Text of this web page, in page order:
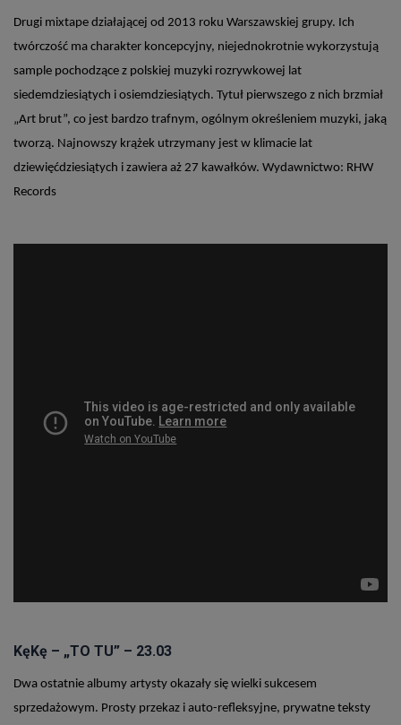
Drugi mixtape działającej od 2013 roku Warszawskiej grupy. Ich
twórczość ma charakter koncepcyjny, niejednokrotnie wykorzystują
sample pochodzące z polskiej muzyki rozrywkowej lat
siedemdziesiątych i osiemdziesiątych. Tytuł pierwszego z nich brzmiał
„Art brut”, co jest bardzo trafnym, ogólnym określeniem muzyki, jaką
tworzą. Najnowszy krążek utrzymany jest w klimacie lat
dziewięćdziesiątych i zawiera aż 27 kawałków. Wydawnictwo: RHW
Records
KęKę – „TO TU” – 23.03
Dwa ostatnie albumy artysty okazały się wielki sukcesem
sprzedażowym. Prosty przekaz i auto-refleksyjne, prywatne teksty